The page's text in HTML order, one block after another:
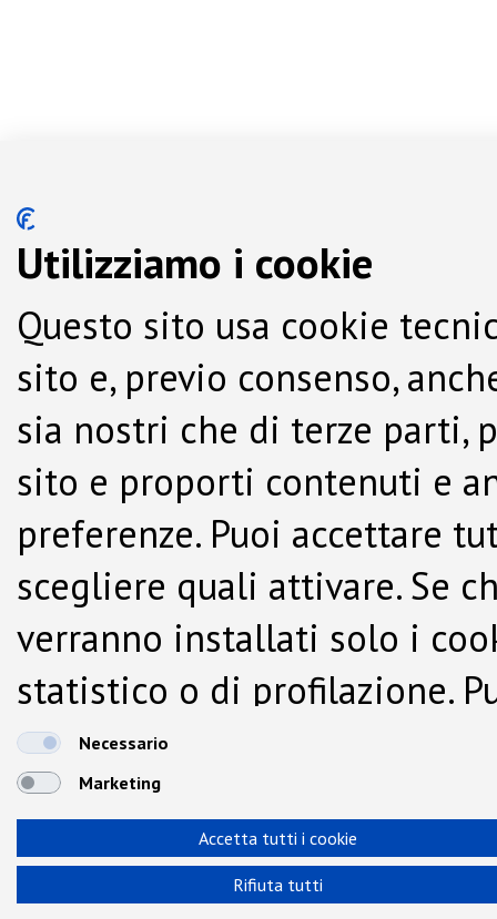
Utilizziamo i cookie
Questo sito usa cookie
sito e, previo consenso,
sia nostri che di terze parti,
sito e proporti contenuti e
preferenze. Puoi accettare
scegliere quali attivare. Se
verranno installati solo i
statistico o di profilazione.
dalla Cookie Policy.
Necessario
Marketing
Accetta tutti i cookie
Rifiuta tutti